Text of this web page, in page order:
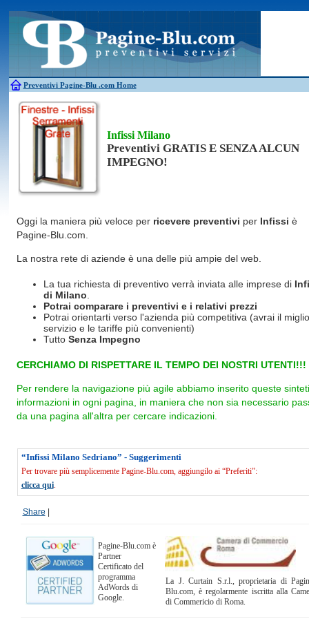
Preventivi Pagine-Blu .com Home
Antifurti
Allarme
Bagni chimici
Edilizia Giardinieri
Caldaie
Falegnami Idraulici
Canne fumarie
Parquet
Infissi Milano
Preventivi GRATIS E SENZA ALCUN
IMPEGNO!
Oggi la maniera più veloce per ricevere preventivi per Infissi è
Pagine-Blu.com.
La nostra rete di aziende è una delle più ampie del web.
La tua richiesta di preventivo verrà inviata alle imprese di
di Milano
Potrai comparare i preventivi e i relativi prezzi
Potrai orientarti verso l'azienda più competitiva (avrai il
servizio e le tariffe più convenienti)
Tutto Senza Impegno
CERCHIAMO DI RISPETTARE IL TEMPO DEI NOSTRI UTENTI!!!
Per rendere la navigazione più agile abbiamo inserito queste
informazioni in ogni pagina, in maniera che non sia necessario
da una pagina all'altra per cercare indicazioni.
“Infissi Milano Sedriano” - Suggerimenti
Per trovare più semplicemente Pagine-Blu.com, aggiungilo ai “Preferiti”:
clicca qui.
Share
Pagine-Blu.com è
Partner
Certificato del
programma
AdWords di
Google.
La J. Curtain S.r.l., proprietaria di
Blu.com, è regolarmente iscritta alla
di Commericio di Roma.